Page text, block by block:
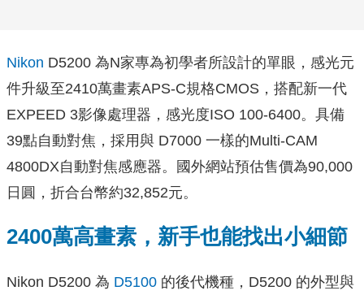
Nikon D5200 為N家專為初學者所設計的單眼，感光元
件升級至2410萬畫素APS-C規格CMOS，搭配新一代
EXPEED 3影像處理器，感光度ISO 100-6400。具備
39點自動對焦，採用與 D7000 一樣的Multi-CAM
4800DX自動對焦感應器。國外網站預估售價為90,000
日圓，折合台幣約32,852元。
2400萬高畫素，新手也能找出小細節
Nikon D5200 為 D5100 的後代機種，D5200 的外型與